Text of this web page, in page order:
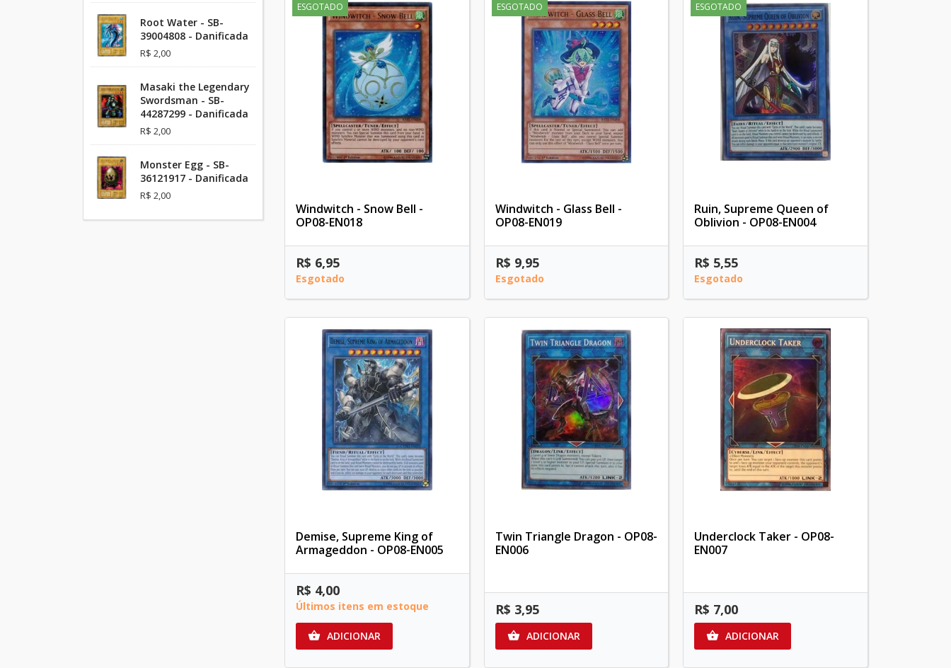
Root Water - SB-
39004808 - Danificada
R$ 2,00
Masaki the Legendary
Swordsman - SB-
44287299 - Danificada
R$ 2,00
Monster Egg - SB-
36121917 - Danificada
R$ 2,00
ESGOTADO
Windwitch - Snow Bell -
OP08-EN018
R$ 6,95
Esgotado
ESGOTADO
Windwitch - Glass Bell -
OP08-EN019
R$ 9,95
Esgotado
ESGOTADO
Ruin, Supreme Queen of
Oblivion - OP08-EN004
R$ 5,55
Esgotado
Demise, Supreme King of
Armageddon - OP08-EN005
R$ 4,00
Últimos itens em estoque
 ADICIONAR
Twin Triangle Dragon - OP08-
EN006
R$ 3,95
 ADICIONAR
Underclock Taker - OP08-
EN007
R$ 7,00
 ADICIONAR